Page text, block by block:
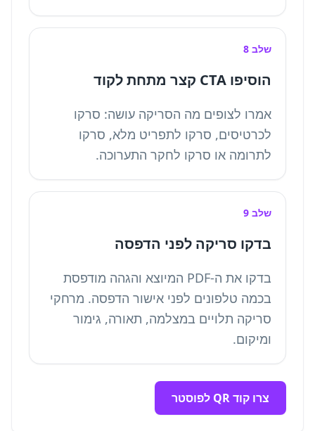
שלב 8
הוסיפו CTA קצר מתחת לקוד
אמרו לצופים מה הסריקה עושה: סרקו
לכרטיסים, סרקו לתפריט מלא, סרקו
לתרומה או סרקו לחקר התערוכה.
שלב 9
בדקו סריקה לפני הדפסה
בדקו את ה-PDF המיוצא והגהה מודפסת
בכמה טלפונים לפני אישור הדפסה. מרחקי
סריקה תלויים במצלמה, תאורה, גימור
ומיקום.
צרו קוד QR לפוסטר